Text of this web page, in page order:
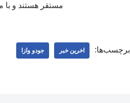
مستقر هستند و با
برچسب‌ها: اخرین خبر جودو وازا